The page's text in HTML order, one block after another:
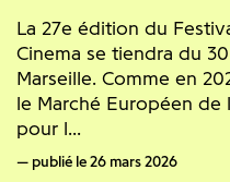
La 27e édition du
Cinema se tiendra du
Marseille. Comme en
le Marché Européen
pour l...
publié le 26 mars 2026